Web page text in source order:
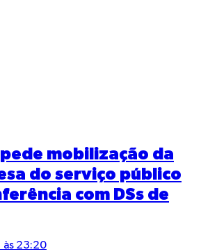
mobilização da
do serviço público
com DSs de
às 23:20